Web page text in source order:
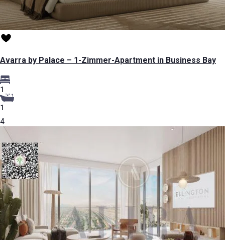
Avarra by Palace – 1-Zimmer-Apartment in Business Bay
1
1
4